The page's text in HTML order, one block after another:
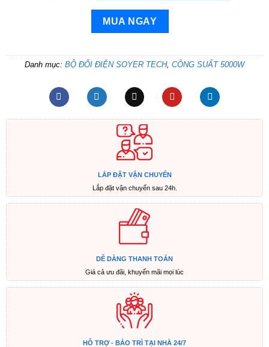
MUA NGAY
Danh mục: BỘ ĐỔI ĐIỆN SOYER TECH, CÔNG SUẤT 5000W
LẮP ĐẶT VẬN CHUYỂN
Lắp đặt vận chuyển sau 24h.
DỄ DÀNG THANH TOÁN
Giá cả ưu đãi, khuyến mãi mọi lúc
HỖ TRỢ - BẢO TRÌ TẠI NHÀ 24/7